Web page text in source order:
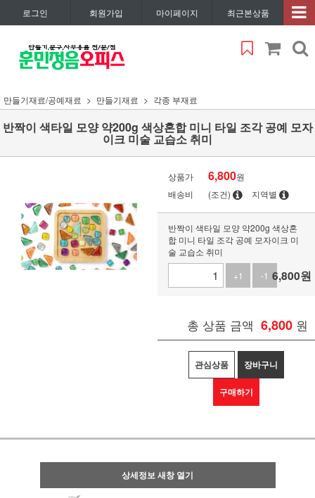
로그인 회원가입 마이페이지 최근본상품
만들기재료/공예재료 만들기재료 각종 부재료
반짝이 색타일 모양 약200g 색상혼합 미니 타일 조각 공예 모자
이크 미술 교습소 취미
상품가 6,800원
배송비
(조건) 지역별
반짝이 색타일 모양 약200g 색상혼
합 미니 타일 조각 공예 모자이크 미
술 교습소 취미
+1
-1 6,800원
총 상품 금액 6,800 원
관심상품 장바구니
구매하기
상세정보 새창 열기